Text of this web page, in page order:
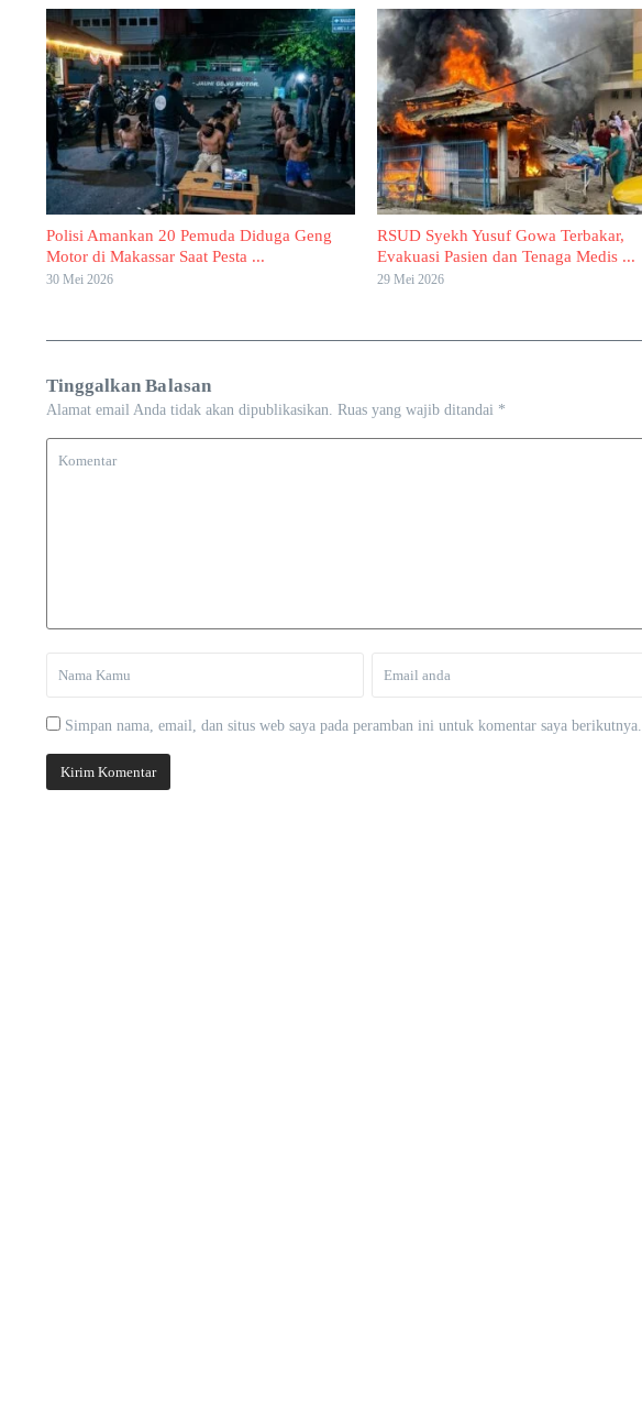
Polisi Amankan 20 Pemuda Diduga Geng
Motor di Makassar Saat Pesta ...
30 Mei 2026
RSUD Syekh Yusuf Gowa Terbakar,
Evakuasi Pasien dan Tenaga Medis ...
29 Mei 2026
Tinggalkan Balasan
Alamat email Anda tidak akan dipublikasikan. Ruas yang wajib ditandai *
Simpan nama, email, dan situs web saya pada peramban ini untuk komentar saya berikutnya.